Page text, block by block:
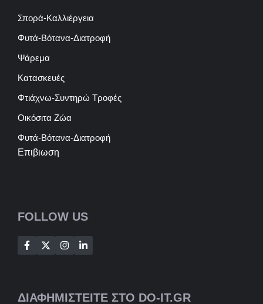
Σπορά-Καλλιέργεια
Φυτά-Βότανα-Διατροφή
Ψάρεμα
Κατασκευές
Φτιάχνω-Συντηρώ Τροφές
Οικόσιτα Ζώα
Φυτά-Βότανα-Διατροφή
Επιβιωση
FOLLOW US
ΔΙΑΦΗΜΙΣΤΕΙΤΕ ΣΤΟ DO-IT.GR